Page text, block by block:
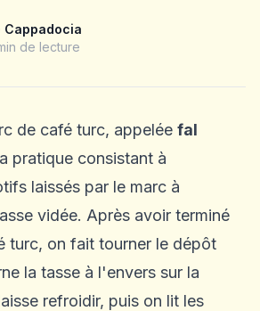
Cappadocia
de lecture
de café turc, appelée fal
pratique consistant à
laissés par le marc à
vidée. Après avoir terminé
turc, on fait tourner le dépôt
la tasse à l'envers sur la
refroidir, puis on lit les